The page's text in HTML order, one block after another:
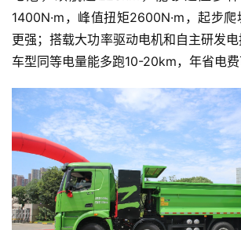
1400N·m，峰值扭矩2600N·m，起步
更强；搭载大功率驱动电机和自主研发
车型同等电量能多跑10-20km，年省电费